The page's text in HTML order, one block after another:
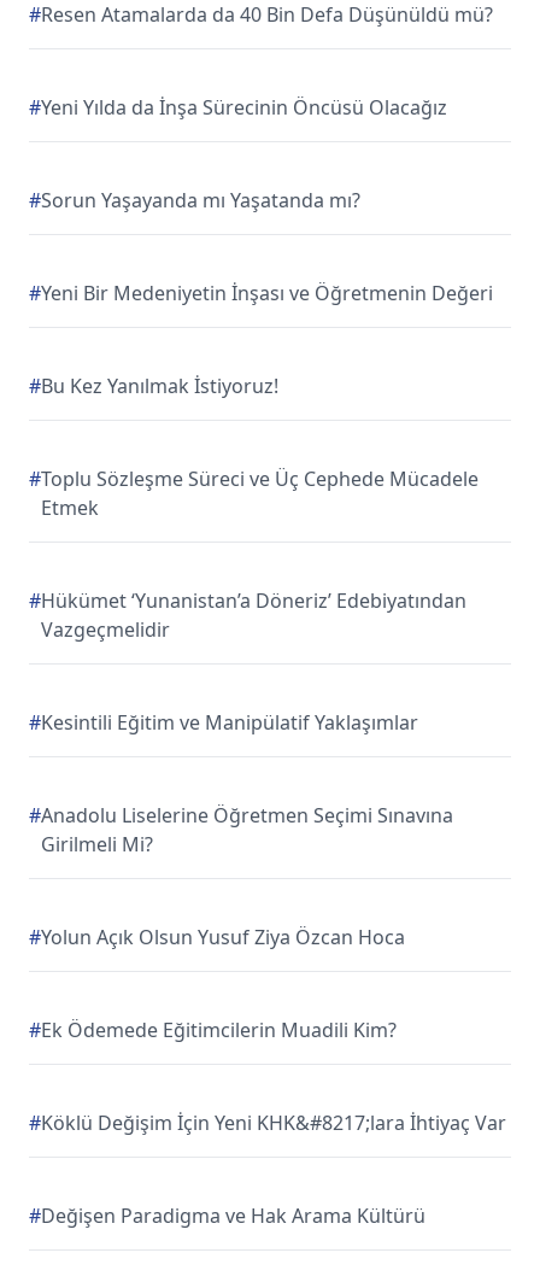
#Resen Atamalarda da 40 Bin Defa Düşünüldü mü?
#Yeni Yılda da İnşa Sürecinin Öncüsü Olacağız
#Sorun Yaşayanda mı Yaşatanda mı?
#Yeni Bir Medeniyetin İnşası ve Öğretmenin Değeri
#Bu Kez Yanılmak İstiyoruz!
#Toplu Sözleşme Süreci ve Üç Cephede Mücadele
Etmek
#Hükümet ‘Yunanistan’a Döneriz’ Edebiyatından
Vazgeçmelidir
#Kesintili Eğitim ve Manipülatif Yaklaşımlar
#Anadolu Liselerine Öğretmen Seçimi Sınavına
Girilmeli Mi?
#Yolun Açık Olsun Yusuf Ziya Özcan Hoca
#Ek Ödemede Eğitimcilerin Muadili Kim?
#Köklü Değişim İçin Yeni KHK&#8217;lara İhtiyaç Var
#Değişen Paradigma ve Hak Arama Kültürü